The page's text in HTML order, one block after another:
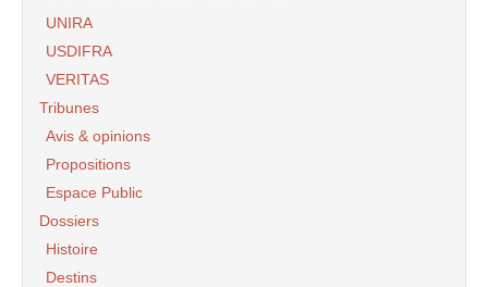
UNIRA
USDIFRA
VERITAS
Tribunes
Avis & opinions
Propositions
Espace Public
Dossiers
Histoire
Destins